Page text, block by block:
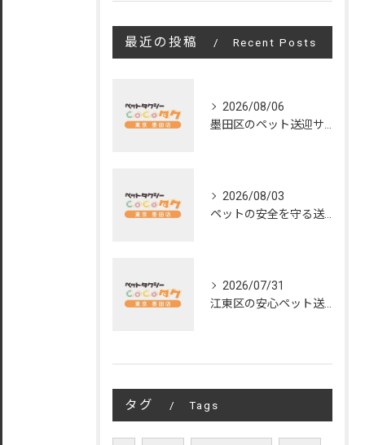
最近の投稿 Recent Posts
2026/08/06
2026/08/03
2026/07/31
タグ Tags